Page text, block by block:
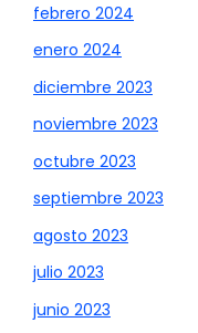
febrero 2024
enero 2024
diciembre 2023
noviembre 2023
octubre 2023
septiembre 2023
agosto 2023
julio 2023
junio 2023